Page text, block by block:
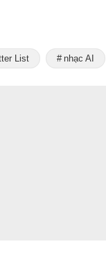
List nhạc AI